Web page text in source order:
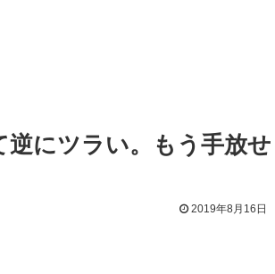
にツラい。もう手放せ
2019年8月16日